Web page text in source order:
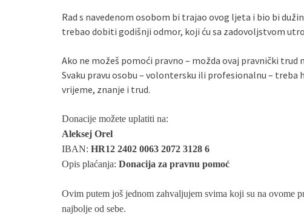
Rad s navedenom osobom bi trajao ovog ljeta i bio bi
trebao dobiti godišnji odmor, koji ću sa zadovoljstvom
Ako ne možeš pomoći pravno – možda ovaj pravnički trud
Svaku pravu osobu – volontersku ili profesionalnu –
vrijeme, znanje i trud.
Donacije možete uplatiti na:
Aleksej Orel
IBAN: HR12 2402 0063 2072 3128 6
Opis plaćanja: Donacija za pravnu pomoć
Ovim putem još jednom zahvaljujem svima koji su na ovome
najbolje od sebe.